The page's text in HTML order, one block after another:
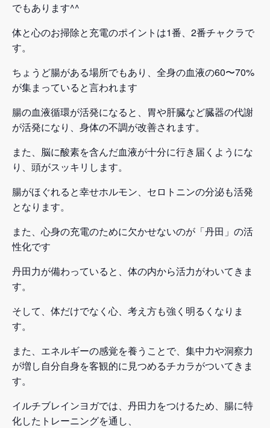
でもあります^^
体と心のお掃除と充電のポイントは1番、2番チャクラで
す。
ちょうど腸がある場所でもあり、全身の血液の60〜70%
が集まっていると言われます
腸の血液循環が活発になると、胃や肝臓など臓器の代謝
が活発になり、身体の不調が改善されます。
また、脳に酸素を含んだ血液が十分に行き届くようにな
り、頭がスッキリします。
腸がほぐれると幸せホルモン、セロトニンの分泌も活発
となります。
また、心身の充電のために欠かせないのが「丹田」の活
性化です
丹田力が備わっていると、体の内から活力がわいてきま
す。
そして、体だけでなく心、考え方も強く明るくなりま
す。
また、エネルギーの感覚を養うことで、集中力や洞察力
が増し自分自身を客観的に見つめるチカラがついてきま
す。
イルチブレインヨガでは、丹田力をつけるため、腸に特
化したトレーニングを通し、